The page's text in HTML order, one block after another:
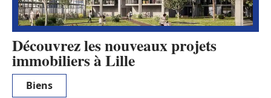
Découvrez les nouveaux projets
immobiliers à Lille
Biens